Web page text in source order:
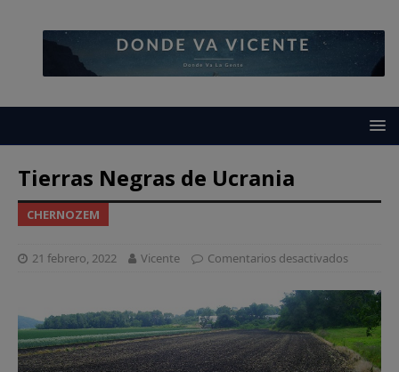
Tierras Negras de Ucrania
CHERNOZEM
21 febrero, 2022 Vicente Comentarios desactivados